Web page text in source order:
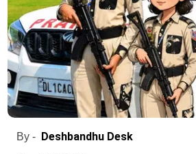
By - Deshbandhu Desk